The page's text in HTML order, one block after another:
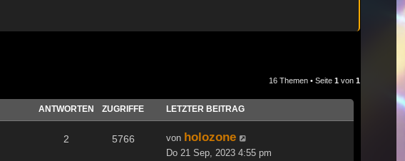
16 Themen • Seite 1 von 1
ANTWORTEN ZUGRIFFE LETZTER BEITRAG
2 5766 von holozone
Do 21 Sep, 2023 4:55 pm